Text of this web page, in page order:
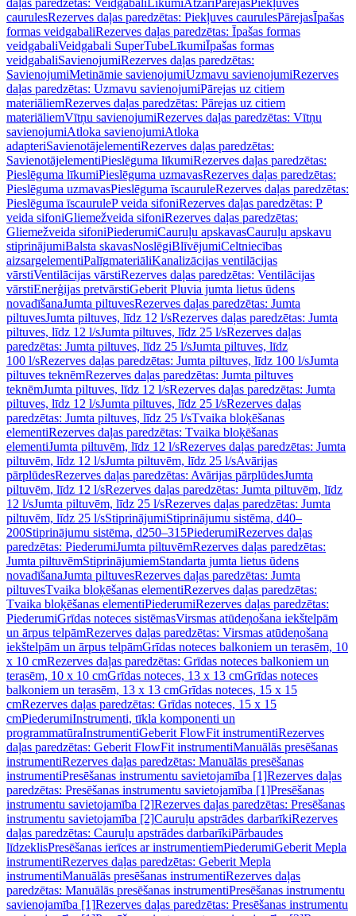
daļas paredzētas: Veidgabali LīkumiAtzari PārejasPiekļuves
caurulesRezerves daļas paredzētas: Piekļuves caurulesPārejasĪpašas
formas veidgabaliRezerves daļas paredzētas: Īpašas formas
veidgabaliVeidgabali SuperTubeLīkumiĪpašas formas
veidgabaliSavienojumiRezerves daļas paredzētas:
SavienojumiMetināmie savienojumiUzmavu savienojumiRezerves
daļas paredzētas: Uzmavu savienojumiPārejas uz citiem
materiāliemRezerves daļas paredzētas: Pārejas uz citiem
materiāliemVītņu savienojumiRezerves daļas paredzētas: Vītņu
savienojumiAtloka savienojumiAtloka
adapteriSavienotājelementiRezerves daļas paredzētas:
SavienotājelementiPieslēguma līkumiRezerves daļas paredzētas:
Pieslēguma līkumiPieslēguma uzmavasRezerves daļas paredzētas:
Pieslēguma uzmavasPieslēguma īscauruleRezerves daļas paredzētas:
Pieslēguma īscauruleP veida sifoniRezerves daļas paredzētas: P
veida sifoniGliemežveida sifoniRezerves daļas paredzētas:
Gliemežveida sifoniPiederumiCauruļu apskavasCauruļu apskavu
stiprinājumiBalsta skavasNoslēgiBlīvējumiCeltniecības
aizsargelementiPalīgmateriāliKanalizācijas ventilācijas
vārstiVentilācijas vārstiRezerves daļas paredzētas: Ventilācijas
vārstiEnerģijas pretvārstiGeberit Pluvia jumta lietus ūdens
novadīšanaJumta piltuvesRezerves daļas paredzētas: Jumta
piltuvesJumta piltuves, līdz 12 l/sRezerves daļas paredzētas: Jumta
piltuves, līdz 12 l/sJumta piltuves, līdz 25 l/sRezerves daļas
paredzētas: Jumta piltuves, līdz 25 l/sJumta piltuves, līdz
100 l/sRezerves daļas paredzētas: Jumta piltuves, līdz 100 l/sJumta
piltuves teknēmRezerves daļas paredzētas: Jumta piltuves
teknēmJumta piltuves, līdz 12 l/sRezerves daļas paredzētas: Jumta
piltuves, līdz 12 l/sJumta piltuves, līdz 25 l/sRezerves daļas
paredzētas: Jumta piltuves, līdz 25 l/sTvaika bloķēšanas
elementiRezerves daļas paredzētas: Tvaika bloķēšanas
elementiJumta piltuvēm, līdz 12 l/sRezerves daļas paredzētas: Jumta
piltuvēm, līdz 12 l/sJumta piltuvēm, līdz 25 l/sAvārijas
pārplūdesRezerves daļas paredzētas: Avārijas pārplūdesJumta
piltuvēm, līdz 12 l/sRezerves daļas paredzētas: Jumta piltuvēm, līdz
12 l/sJumta piltuvēm, līdz 25 l/sRezerves daļas paredzētas: Jumta
piltuvēm, līdz 25 l/sStiprinājumiStiprinājumu sistēma, d40–
200Stiprinājumu sistēma, d250–315PiederumiRezerves daļas
paredzētas: PiederumiJumta piltuvēmRezerves daļas paredzētas:
Jumta piltuvēmStiprinājumiemStandarta jumta lietus ūdens
novadīšanaJumta piltuvesRezerves daļas paredzētas: Jumta
piltuvesTvaika bloķēšanas elementiRezerves daļas paredzētas:
Tvaika bloķēšanas elementiPiederumiRezerves daļas paredzētas:
PiederumiGrīdas noteces sistēmasVirsmas atūdeņošana iekštelpām
un ārpus telpāmRezerves daļas paredzētas: Virsmas atūdeņošana
iekštelpām un ārpus telpāmGrīdas noteces balkoniem un terasēm, 10
x 10 cmRezerves daļas paredzētas: Grīdas noteces balkoniem un
terasēm, 10 x 10 cmGrīdas noteces, 13 x 13 cmGrīdas noteces
balkoniem un terasēm, 13 x 13 cmGrīdas noteces, 15 x 15
cmRezerves daļas paredzētas: Grīdas noteces, 15 x 15
cmPiederumiInstrumenti, tīkla komponenti un
programmatūraInstrumentiGeberit FlowFit instrumentiRezerves
daļas paredzētas: Geberit FlowFit instrumentiManuālās presēšanas
instrumentiRezerves daļas paredzētas: Manuālās presēšanas
instrumentiPresēšanas instrumentu savietojamība [1]Rezerves daļas
paredzētas: Presēšanas instrumentu savietojamība [1]Presēšanas
instrumentu savietojamība [2]Rezerves daļas paredzētas: Presēšanas
instrumentu savietojamība [2]Cauruļu apstrādes darbarīkiRezerves
daļas paredzētas: Cauruļu apstrādes darbarīkiPārbaudes
līdzeklisPresēšanas ierīces ar instrumentiemPiederumiGeberit Mepla
instrumentiRezerves daļas paredzētas: Geberit Mepla
instrumentiManuālās presēšanas instrumentiRezerves daļas
paredzētas: Manuālās presēšanas instrumentiPresēšanas instrumentu
savienojamība [1]Rezerves daļas paredzētas: Presēšanas instrumentu